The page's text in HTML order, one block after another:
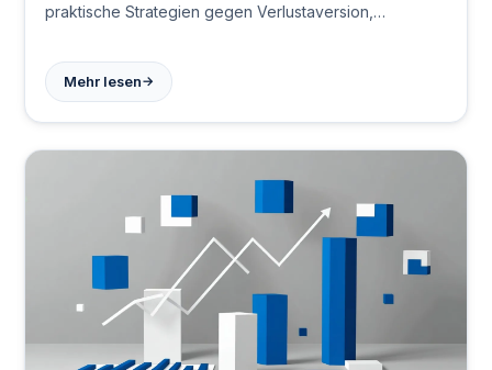
praktische Strategien gegen Verlustaversion,
und systematische Ansätze helfen Ihnen, emotionale
Fallen zu vermeiden und langfristig erfolgreich zu
Mehr lesen→